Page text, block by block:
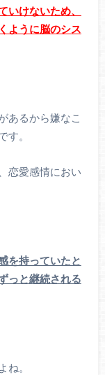
いけないため、
ように脳のシス
あるから嫌なこ
す。
恋愛感情におい
を持っていたと
っと継続される
ね。